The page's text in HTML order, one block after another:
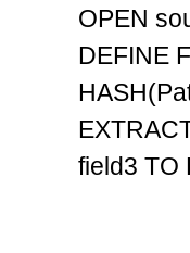
OPEN
DEFINE
field3 TO